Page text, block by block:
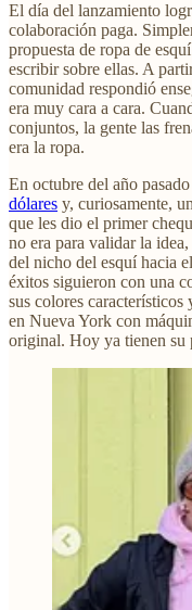
El día del lanzamiento
colaboración paga.
propuesta de ropa de
escribir sobre ellas. A
comunidad respondió
era muy cara a cara.
conjuntos, la gente las
era la ropa.
En octubre del año
dólares y, curiosamente,
que les dio el primer
no era para validar la
del nicho del esquí hacia
éxitos siguieron con una
sus colores
en Nueva York con
original. Hoy ya tienen su